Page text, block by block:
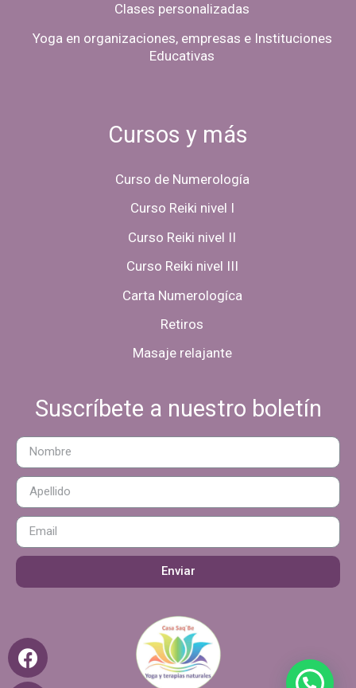
Clases personalizadas
Yoga en organizaciones, empresas e Instituciones
Educativas
Cursos y más
Curso de Numerología
Curso Reiki nivel I
Curso Reiki nivel II
Curso Reiki nivel III
Carta Numerologíca
Retiros
Masaje relajante
Suscríbete a nuestro boletín
Enviar